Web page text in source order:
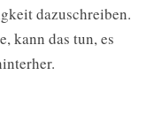
dazuschreiben.
kann das tun, es